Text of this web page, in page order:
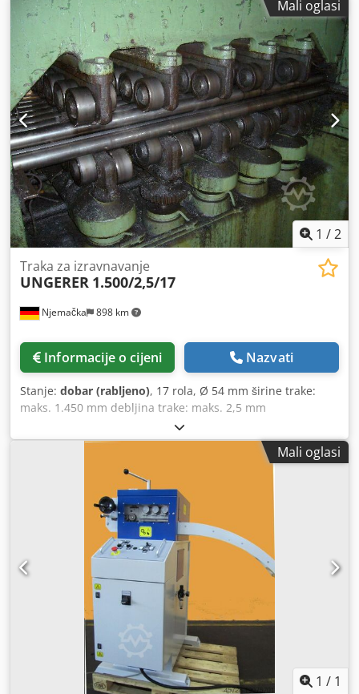
Mali oglasi
1 /2
Njemačka 898 km
Traka za izravnavanje
UNGERER 1.500/2,5/17
Informacije o cijeni Nazvati
Stanje: dobar (rabljeno), 17 rola, Ø 54 mm širine trake:
maks. 1.450 mm debljina trake: maks. 2,5 mm
Mali oglasi
1 / 1